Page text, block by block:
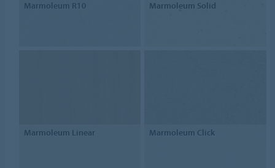
Marmoleum R10 Marmoleum Solid
Marmoleum Linear Marmoleum Click